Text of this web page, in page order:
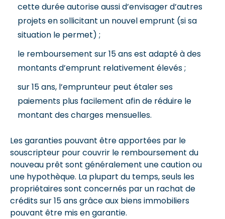
cette durée autorise aussi d’envisager d’autres
projets en sollicitant un nouvel emprunt (si sa
situation le permet) ;
le remboursement sur 15 ans est adapté à des
montants d’emprunt relativement élevés ;
sur 15 ans, l’emprunteur peut étaler ses
paiements plus facilement afin de réduire le
montant des charges mensuelles.
Les garanties pouvant être apportées par le
souscripteur pour couvrir le remboursement du
nouveau prêt sont généralement une caution ou
une hypothèque. La plupart du temps, seuls les
propriétaires sont concernés par un rachat de
crédits sur 15 ans grâce aux biens immobiliers
pouvant être mis en garantie.